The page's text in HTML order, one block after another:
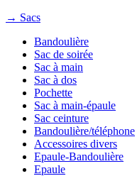
→ Sacs
Bandoulière
Sac de soirée
Sac à main
Sac à dos
Pochette
Sac à main-épaule
Sac ceinture
Bandoulière/téléphone
Accessoires divers
Epaule-Bandoulière
Epaule